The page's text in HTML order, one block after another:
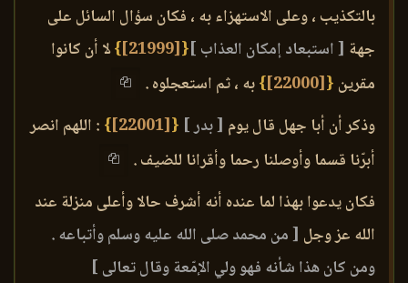
بالتكذيب ، وعلى الاستهزاء به ، فكان سؤال السائل على
جهة [ استبعاد إمكان العذاب ]{
[21999]
}لا أن كانوا
مقرين {
[22000]
}به ، ثم استعجلوه .
وذكر أن أبا جهل قال يوم [ بدر ] {
[22001]
} : اللهم انصر
أبرّنا قسما وأوصلنا رحما وأقرانا للضيف .
فكان يدعوا بهذا لما عنده أنه أشرف حالا وأعلى منزلة عند
الله عز وجل [ من محمد صلى الله عليه وسلم وأتباعه .
ومن كان هذا شأنه فهو ولي الإمّعة وقال تعالى ]